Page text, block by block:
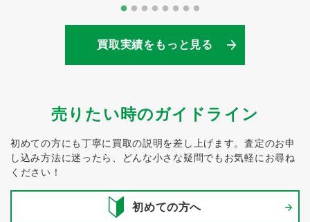
買取実績をもっと見る
売りたい時のガイドライン
初めての方にも丁寧に買取の説明を差し上げます。査定のお申
し込み方法に迷ったら、どんな小さな疑問でもお気軽にお尋ね
ください！
初めての方へ